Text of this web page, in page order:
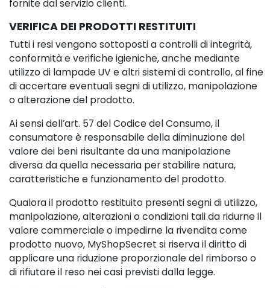
fornite dal servizio clienti.
VERIFICA DEI PRODOTTI RESTITUITI
Tutti i resi vengono sottoposti a controlli di integrità,
conformità e verifiche igieniche, anche mediante
utilizzo di lampade UV e altri sistemi di controllo, al fine
di accertare eventuali segni di utilizzo, manipolazione
o alterazione del prodotto.
Ai sensi dell’art. 57 del Codice del Consumo, il
consumatore è responsabile della diminuzione del
valore dei beni risultante da una manipolazione
diversa da quella necessaria per stabilire natura,
caratteristiche e funzionamento del prodotto.
Qualora il prodotto restituito presenti segni di utilizzo,
manipolazione, alterazioni o condizioni tali da ridurne il
valore commerciale o impedirne la rivendita come
prodotto nuovo, MyShopSecret si riserva il diritto di
applicare una riduzione proporzionale del rimborso o
di rifiutare il reso nei casi previsti dalla legge.